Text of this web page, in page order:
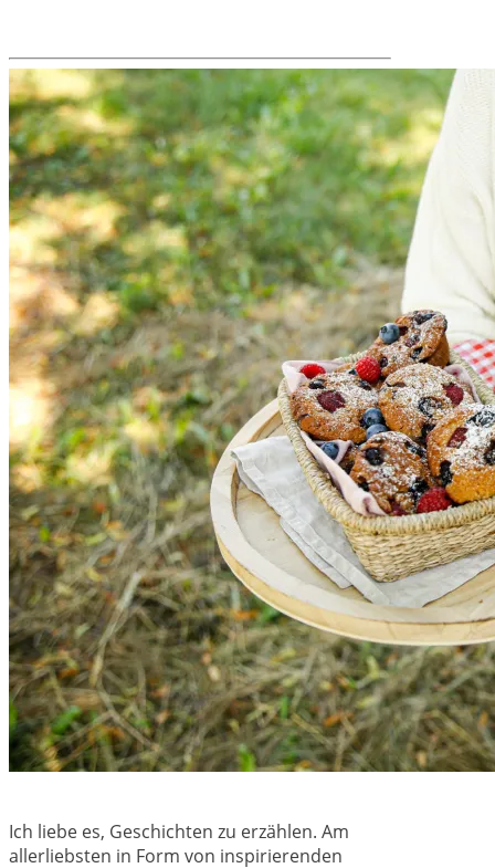
Ich liebe es, Geschichten zu erzählen. Am
allerliebsten in Form von inspirierenden